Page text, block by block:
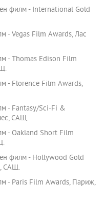
филм - International Gold
- Vegas Film Awards, Лас
- Thomas Edison Film
- Florence Film Awards,
- Fantasy/Sci-Fi &
САЩ.
- Oakland Short Film
филм - Hollywood Gold
САЩ.
- Paris Film Awards, Париж,